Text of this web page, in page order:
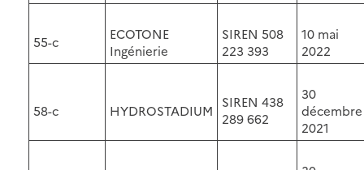
55-c
ECOTONE
Ingénierie
SIREN 508
223 393
10 mai
2022
58-c HYDROSTADIUM
SIREN 438
289 662
30
décembre
2021